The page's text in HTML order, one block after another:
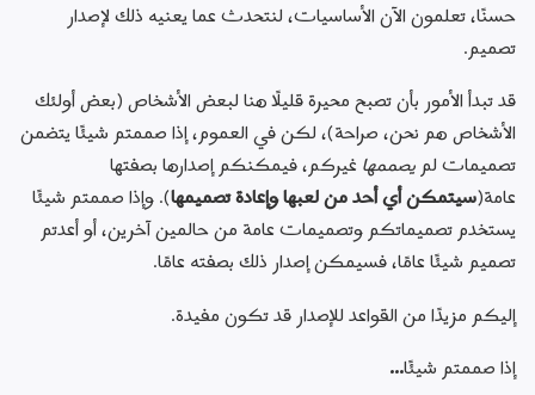
تصميم.
تصميمات لم يصممها
عامة(سيتمكن أي أحد من لعبها وإعادة تصميمها
تصميم شيئًا عامًا، فسيمكن إصدار ذلك بصفته عامًا.
إليكم مزيدًا من القواعد للإصدار قد تكون مفيدة.
إذا صممتم شيئًا…